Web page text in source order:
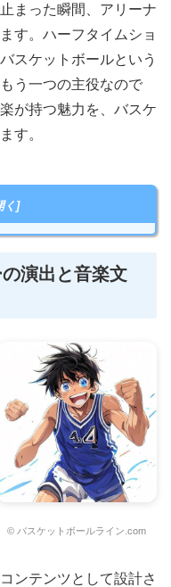
まった瞬間、アリーナ
す。ハーフタイムショ
スケットボールという
う一つの主役なので
が持つ魅力を、バスケ
す。
演出と音楽文
© バスケットボールライン.com
ンテンツとして設計さ